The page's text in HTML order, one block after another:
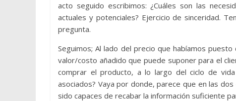
acto seguido escribimos: ¿Cuáles son las
actuales y potenciales? Ejercicio de sinceridad.
pregunta.
Seguimos; Al lado del precio que habíamos
valor/costo añadido que puede suponer para el
comprar el producto, a lo largo del ciclo de
asociados? Vaya por donde, parece que en las
sido capaces de recabar la información suficiente